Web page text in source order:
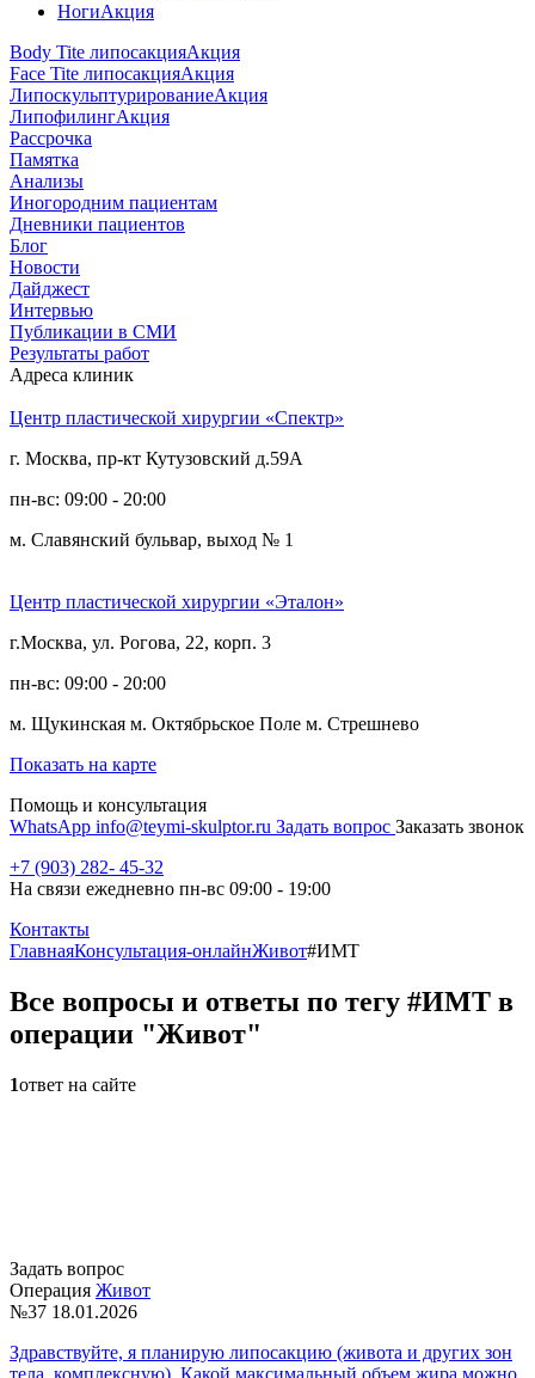
НогиАкция
Body Tite липосакцияАкция
Face Tite липосакцияАкция
ЛипоскульптурированиеАкция
ЛипофилингАкция
Рассрочка
Памятка
Анализы
Иногородним пациентам
Дневники пациентов
Блог
Новости
Дайджест
Интервью
Публикации в СМИ
Результаты работ
Адреса клиник
Центр пластической хирургии «Спектр»
г. Москва, пр-кт Кутузовский д.59А
пн-вс: 09:00 - 20:00
м. Славянский бульвар, выход № 1
Центр пластической хирургии «Эталон»
г.Москва, ул. Рогова, 22, корп. 3
пн-вс: 09:00 - 20:00
м. Щукинская м. Октябрьское Поле м. Стрешнево
Показать на карте
Помощь и консультация
WhatsApp info@teymi-skulptor.ru Задать вопрос Заказать звонок
+7 (903) 282- 45-32
На связи ежедневно пн-вс 09:00 - 19:00
Контакты
ГлавнаяКонсультация-онлайнЖивот#ИМТ
Все вопросы и ответы по тегу #ИМТ в
операции "Живот"
1ответ на сайте
Задать вопрос
Операция Живот
№37 18.01.2026
Здравствуйте, я планирую липосакцию (живота и других зон
тела, комплексную). Какой максимальный объем жира можно